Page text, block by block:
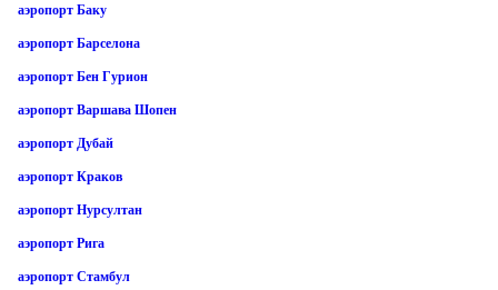
аэропорт Баку
аэропорт Барселона
аэропорт Бен Гурион
аэропорт Варшава Шопен
аэропорт Дубай
аэропорт Краков
аэропорт Нурсултан
аэропорт Рига
аэропорт Стамбул